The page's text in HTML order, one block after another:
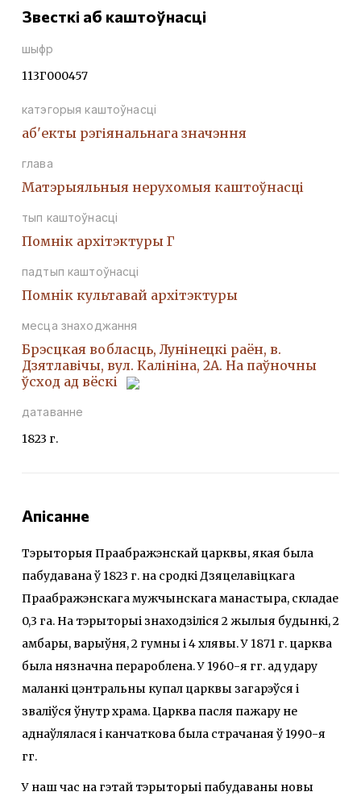
Звесткі аб каштоўнасці
шыфр
113Г000457
катэгорыя каштоўнасці
аб'екты рэгіянальнага значэння
глава
Матэрыяльныя нерухомыя каштоўнасці
тып каштоўнасці
Помнiк архiтэктуры Г
падтып каштоўнасці
Помнiк культавай архiтэктуры
месца знаходжання
Брэсцкая вобласць, Лунінецкі раён, в.
Дзятлавічы, вул. Калініна, 2А. На паўночны
ўсход ад вёскі
датаванне
1823 г.
Апісанне
Тэрыторыя Праабражэнскай царквы, якая была
пабудавана ў 1823 г. на сродкі Дзяцелавіцкага
Праабражэнскага мужчынскага манастыра, складае
0,3 га. На тэрыторыі знаходзіліся 2 жылыя будынкі, 2
амбары, варыўня, 2 гумны і 4 хлявы. У 1871 г. царква
была нязначна перароблена. У 1960-я гг. ад удару
маланкі цэнтральны купал царквы загарэўся і
зваліўся ўнутр храма. Царква пасля пажару не
аднаўлялася і канчаткова была страчаная ў 1990-я
гг.
У наш час на гэтай тэрыторыі пабудаваны новы